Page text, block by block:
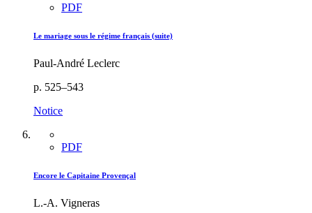
PDF
Le mariage sous le régime français (suite)
Paul-André Leclerc
p. 525–543
Notice
PDF
Encore le Capitaine Provençal
L.-A. Vigneras